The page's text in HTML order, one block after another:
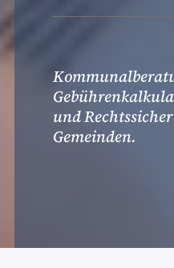
und
Gemeinden.